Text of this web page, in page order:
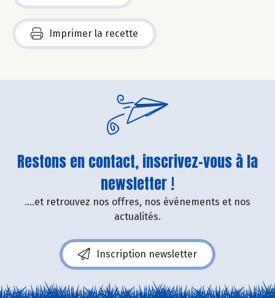
Imprimer la recette
Restons en contact, inscrivez-vous à la
newsletter !
....et retrouvez nos offres, nos événements et nos
actualités.
Inscription newsletter